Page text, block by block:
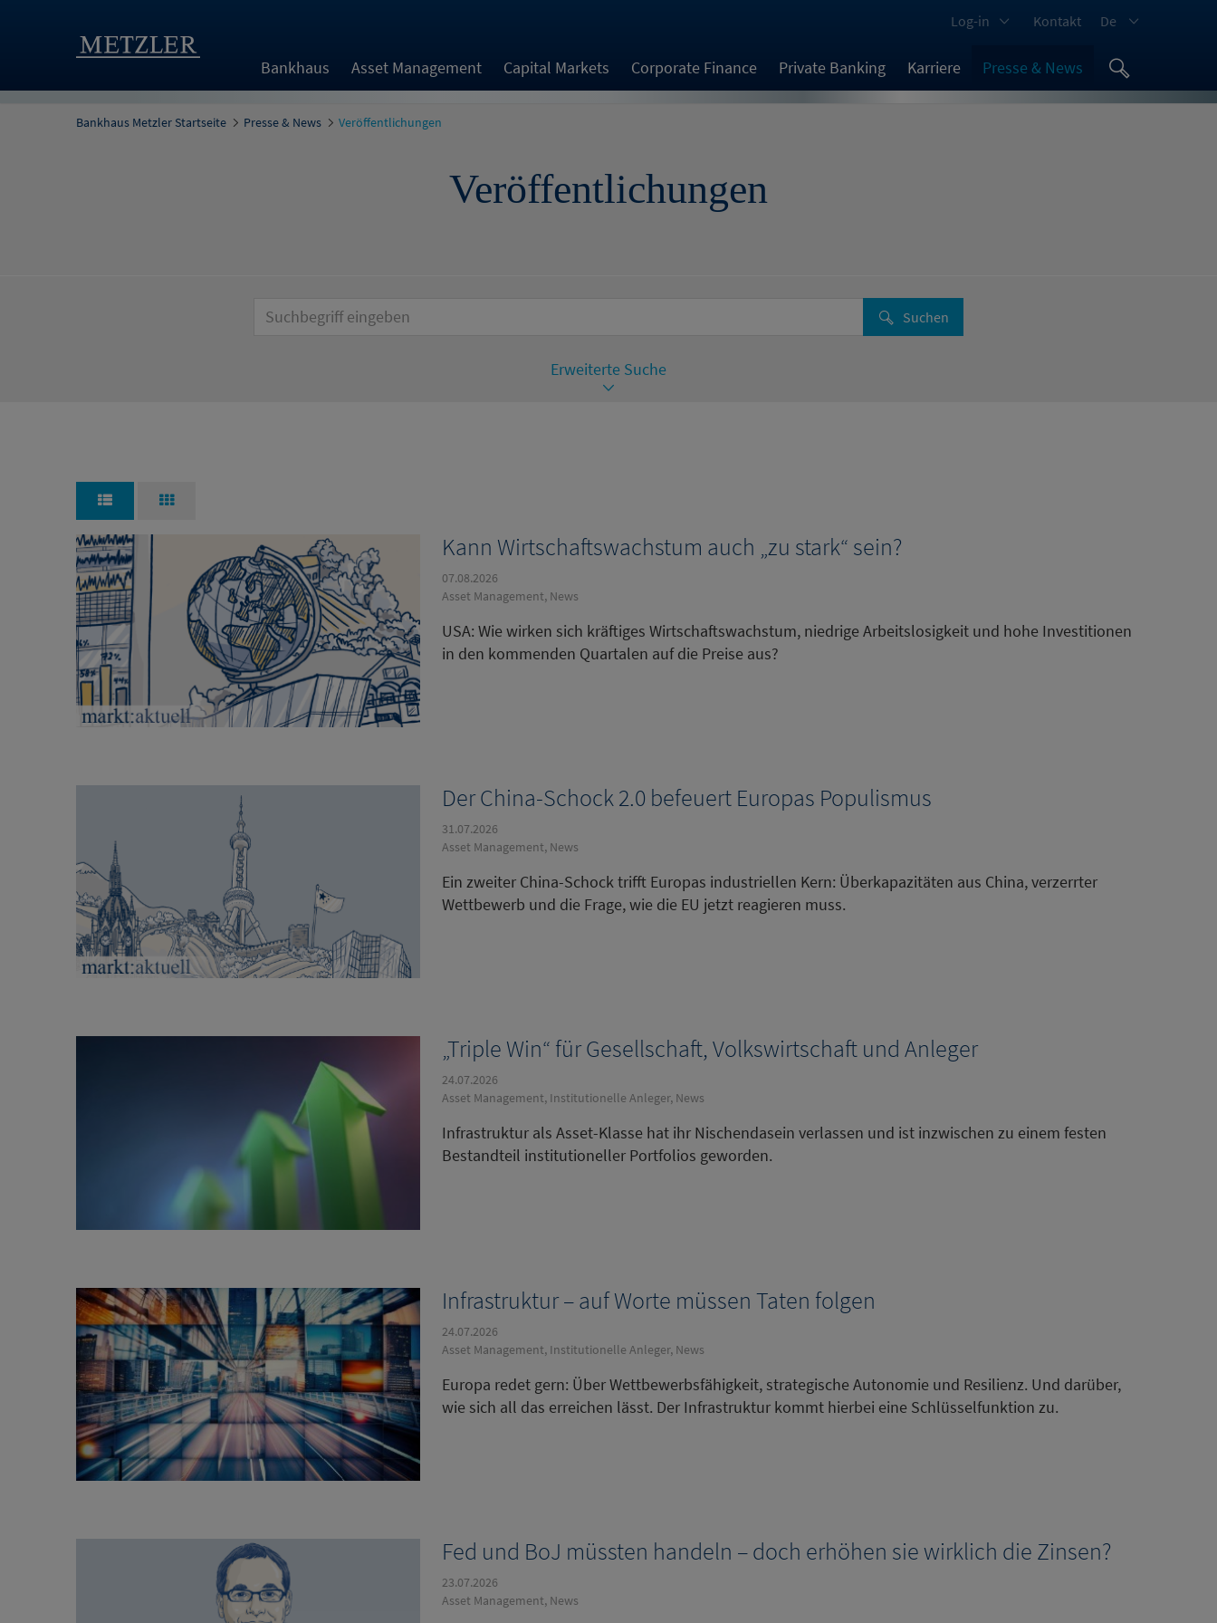
Bankhaus Asset Management Capital Markets Corporate Finance Private Banking Karriere Presse & News
Log-in Kontakt De
Bankhaus Metzler Startseite Presse & News Veröffentlichungen
Veröffentlichungen
Suchen
Erweiterte Suche
Kann Wirtschaftswachstum auch „zu stark“ sein?
07.08.2026
Asset Management, News
USA: Wie wirken sich kräftiges Wirtschaftswachstum, niedrige Arbeitslosigkeit und hohe Investitionen
in den kommenden Quartalen auf die Preise aus?
Der China-Schock 2.0 befeuert Europas Populismus
31.07.2026
Asset Management, News
Ein zweiter China-Schock trifft Europas industriellen Kern: Überkapazitäten aus China, verzerrter
Wettbewerb und die Frage, wie die EU jetzt reagieren muss.
„Triple Win“ für Gesellschaft, Volkswirtschaft und Anleger
24.07.2026
Asset Management, Institutionelle Anleger, News
Infrastruktur als Asset-Klasse hat ihr Nischendasein verlassen und ist inzwischen zu einem festen
Bestandteil institutioneller Portfolios geworden.
Infrastruktur – auf Worte müssen Taten folgen
24.07.2026
Asset Management, Institutionelle Anleger, News
Europa redet gern: Über Wettbewerbsfähigkeit, strategische Autonomie und Resilienz. Und darüber,
wie sich all das erreichen lässt. Der Infrastruktur kommt hierbei eine Schlüsselfunktion zu.
Fed und BoJ müssten handeln – doch erhöhen sie wirklich die Zinsen?
23.07.2026
Asset Management, News